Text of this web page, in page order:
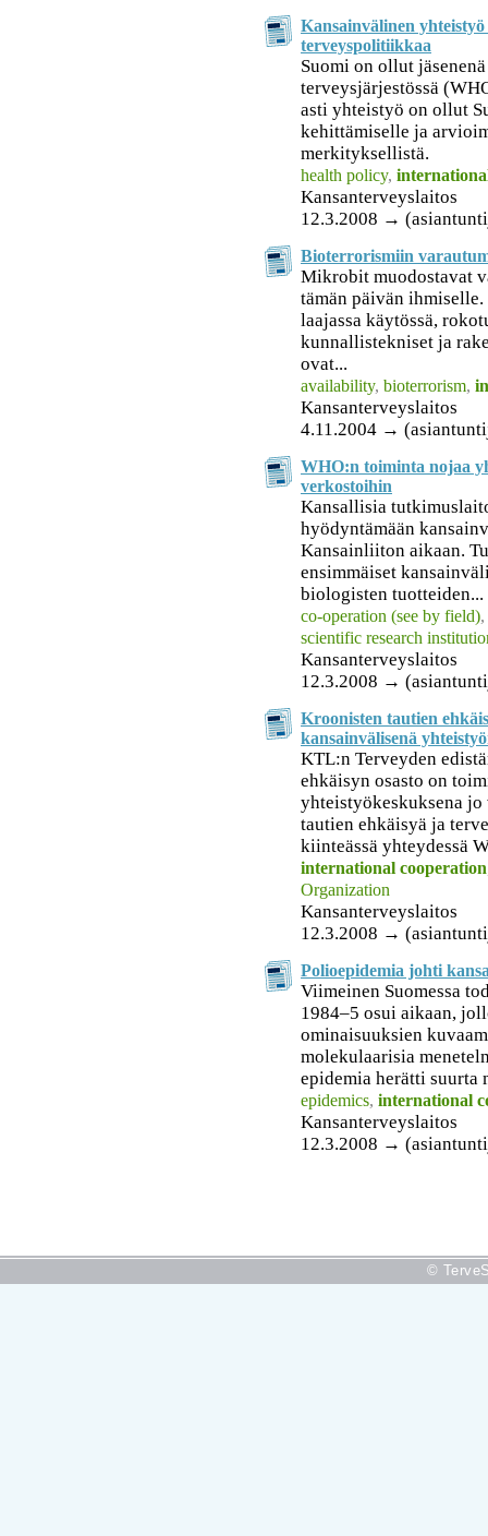
Kansainvälinen
terveyspolitiikkaa
Suomi on ollut
terveysjärjestössä
asti yhteistyö on ollut
kehittämiselle ja
merkityksellistä.
health policy,
Kansanterveyslaitos
12.3.2008 →
Bioterrorismiin
Mikrobit muodostavat
tämän päivän
laajassa käytössä,
kunnallistekniset ja
ovat...
availability, bioterrorism,
Kansanterveyslaitos
4.11.2004 →
WHO:n toiminta nojaa
verkostoihin
Kansallisia
hyödyntämään
Kansainliiton aikaan.
ensimmäiset
biologisten tuotteiden...
co-operation (see by field),
scientific research
Kansanterveyslaitos
12.3.2008 →
Kroonisten tautien
kansainvälisenä
KTL:n Terveyden
ehkäisyn osasto on
yhteistyökeskuksena
tautien ehkäisyä ja
kiinteässä yhteydessä
international cooperation
Organization
Kansanterveyslaitos
12.3.2008 →
Polioepidemia johti
Viimeinen Suomessa
1984–5 osui aikaan,
ominaisuuksien
molekulaarisia
epidemia herätti suurta
epidemics, international
Kansanterveyslaitos
12.3.2008 →
©